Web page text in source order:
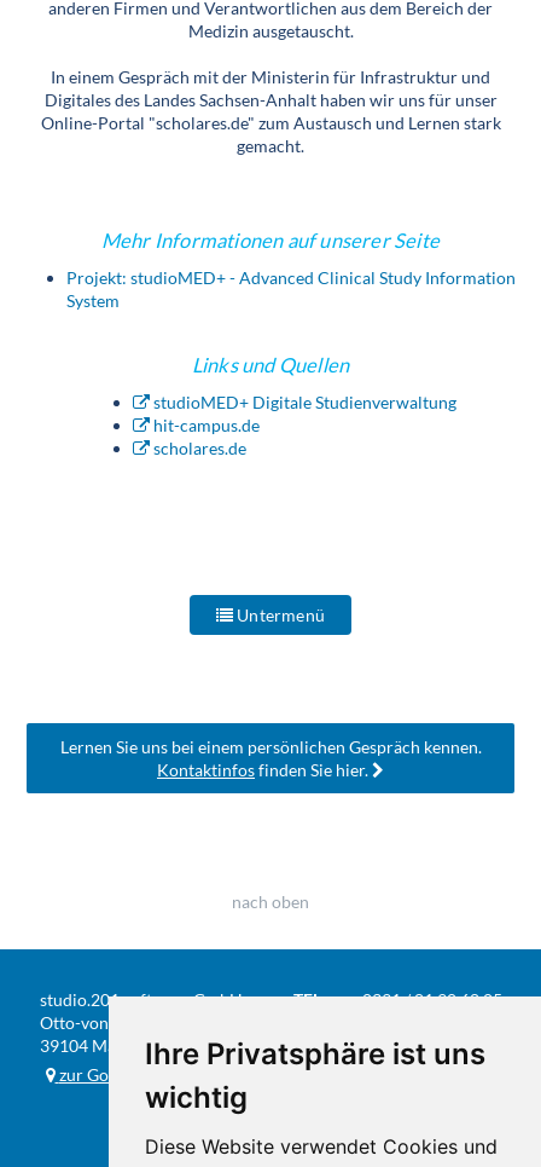
Ihre Privatsphäre ist uns
wichtig
Diese Website verwendet Cookies und
anderen Firmen und Verantwortlichen aus dem Bereich der
Medizin ausgetauscht.
In einem Gespräch mit der Ministerin für Infrastruktur und
Digitales des Landes Sachsen-Anhalt haben wir uns für unser
Online-Portal "scholares.de" zum Austausch und Lernen stark
gemacht.
Mehr Informationen auf unserer Seite
Projekt: studioMED+ - Advanced Clinical Study Information
System
Links und Quellen
studioMED+ Digitale Studienverwaltung
hit-campus.de
scholares.de
Untermenü
Lernen Sie uns bei einem persönlichen Gespräch kennen.
Kontaktinfosfinden Sie hier.
nach oben
studio.201 software GmbH
Otto-von-Guericke-Str. 104
39104 Magdeburg
zur Google-Karte
TEL
0391 / 81 90 68 05
E-MAIL info@studio201.de